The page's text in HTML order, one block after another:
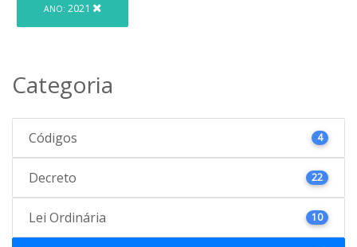
ANO: 2021
Categoria
Códigos 4
Decreto 22
Lei Ordinária 10